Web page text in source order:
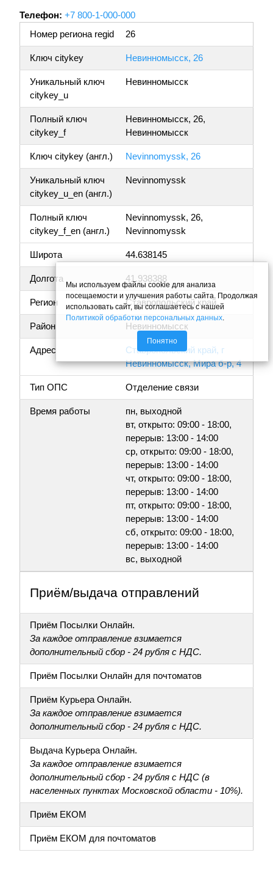
Телефон: +7 800-1-000-000
Номер региона regid
26
Ключ citykey Невинномысск, 26
Уникальный ключ
citykey_u
Невинномысск
Полный ключ
citykey_f
Невинномысск, 26,
Невинномысск
Ключ citykey (англ.) Nevinnomyssk, 26
Уникальный ключ
citykey_u_en (англ.)
Nevinnomyssk
Полный ключ
citykey_f_en (англ.)
Nevinnomyssk, 26,
Nevinnomyssk
Широта 44.638145
Долгота 41.938388
Регион Ставропольский край
Район Невинномысск
Адрес
Ставропольский край, г
Невинномысск, Мира б-р, 4
Тип ОПС Отделение связи
Время работы
пн, выходной
вт, открыто: 09:00 - 18:00,
перерыв: 13:00 - 14:00
ср, открыто: 09:00 - 18:00,
перерыв: 13:00 - 14:00
чт, открыто: 09:00 - 18:00,
перерыв: 13:00 - 14:00
пт, открыто: 09:00 - 18:00,
перерыв: 13:00 - 14:00
сб, открыто: 09:00 - 18:00,
перерыв: 13:00 - 14:00
вс, выходной
Приём/выдача отправлений
Приём Посылки Онлайн.
За каждое отправление взимается
дополнительный сбор - 24 рубля с НДС.
Приём Посылки Онлайн для почтоматов
Приём Курьера Онлайн.
За каждое отправление взимается
дополнительный сбор - 24 рубля с НДС.
Выдача Курьера Онлайн.
За каждое отправление взимается
дополнительный сбор - 24 рубля с НДС (в
населенных пунктах Московской области - 10%).
Приём ЕКОМ
Приём ЕКОМ для почтоматов
Мы используем файлы cookie для анализа
посещаемости и улучшения работы сайта. Продолжая
использовать сайт, вы соглашаетесь с нашей
Политикой обработки персональных данных
Понятно